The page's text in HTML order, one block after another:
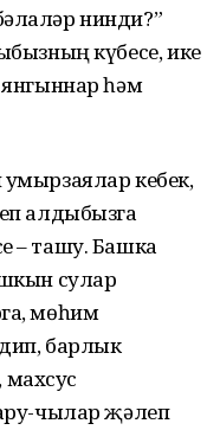
нинди?”
күбесе, ике
һәм
кебек,
алдыбызга
– ташу. Башка
сулар
мөһим
барлык
чылар җәлеп